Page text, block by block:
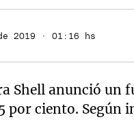
2019 · 01:16 hs
Shell anunció un
por ciento. Según